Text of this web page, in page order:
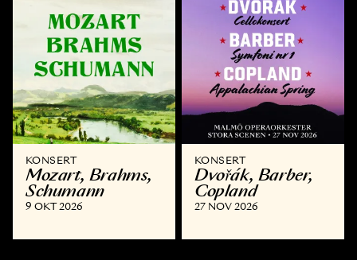
KONSERT
Mozart, Brahms,
Schumann
9 OKT 2026
KONSERT
Dvořák, Barber,
Copland
27 NOV 2026